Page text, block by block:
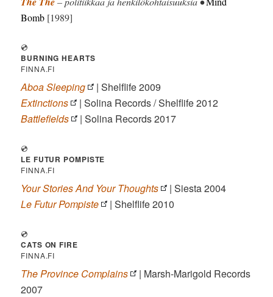
Bomb [1989]
💿
BURNING HEARTS
FINNA.FI
Aboa Sleeping
| Shelflife 2009
Extinctions
| Solina Records / Shelflife 2012
Battlefields
| Solina Records 2017
💿
LE FUTUR POMPISTE
FINNA.FI
Your Stories And Your Thoughts
| Siesta 2004
Le Futur Pompiste
| Shelflife 2010
💿
CATS ON FIRE
FINNA.FI
The Province Complains
| Marsh-Marigold Records
2007